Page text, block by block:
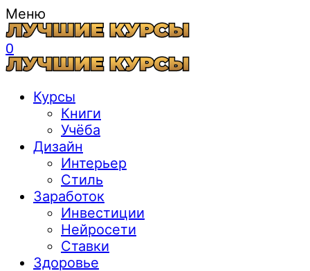
Меню
0
Курсы
Книги
Учёба
Дизайн
Интерьер
Стиль
Заработок
Инвестиции
Нейросети
Ставки
Здоровье